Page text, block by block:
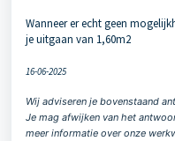
Wanneer er echt geen
je uitgaan van 1,60m2
16-06-2025
Wij adviseren je bovenstaand
Je mag afwijken van het
meer informatie over onze